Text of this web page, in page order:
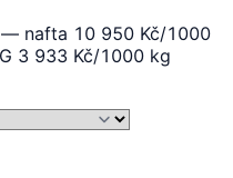
nafta 10 950 Kč/1000
3 933 Kč/1000 kg